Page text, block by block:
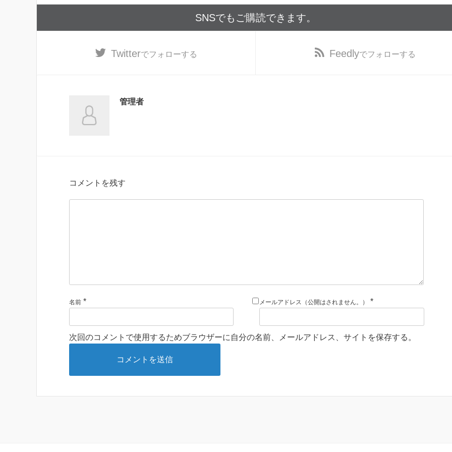
SNSでもご購読できます。
Twitterでフォローする Feedlyでフォローする
管理者
コメントを残す
名前 * メールアドレス（公開はされません。） *
次回のコメントで使用するためブラウザーに自分の名前、メールアドレス、サイトを保存する。